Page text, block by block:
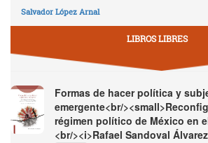
Salvador López Arnal
LIBROS LIBRES
Formas de hacer política y
emergente<br/
régimen político de México en
<br/><i>Rafael Sandoval